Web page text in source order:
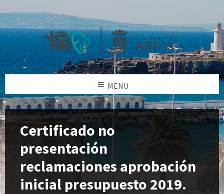
MENU
Certificado no
presentación
reclamaciones aprobación
inicial presupuesto 2019.